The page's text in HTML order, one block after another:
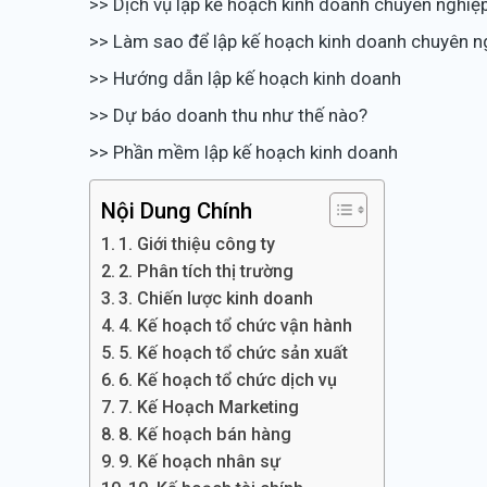
>> Làm sao để lập kế hoạch kinh doanh chuyên
>> Hướng dẫn lập kế hoạch kinh doanh
>> Dự báo doanh thu như thế nào?
>> Phần mềm lập kế hoạch kinh doanh
Nội Dung Chính
1. Giới thiệu công ty
2. Phân tích thị trường
3. Chiến lược kinh doanh
4. Kế hoạch tổ chức vận hành
5. Kế hoạch tổ chức sản xuất
6. Kế hoạch tổ chức dịch vụ
7. Kế Hoạch Marketing
8. Kế hoạch bán hàng
9. Kế hoạch nhân sự